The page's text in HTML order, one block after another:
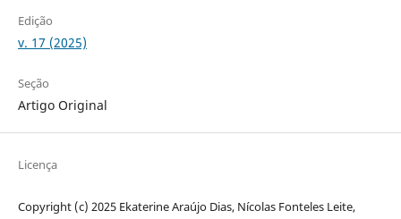
Edição
v. 17 (2025)
Seção
Artigo Original
Licença
Copyright (c) 2025 Ekaterine Araújo Dias, Nícolas Fonteles Leite,